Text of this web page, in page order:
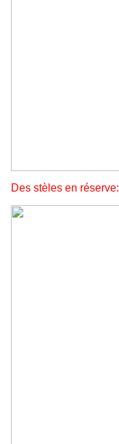
Des stèles en réserve: